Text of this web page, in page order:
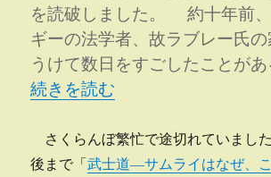
を読破しました。 約十年前
ギーの法学者、故ラブレー氏
うけて数日をすごしたことが
“武士道は現代教育に不可欠” の
続きを読む
さくらんぼ繁忙で途切れていまし
後まで「武士道―サムライはなぜ、